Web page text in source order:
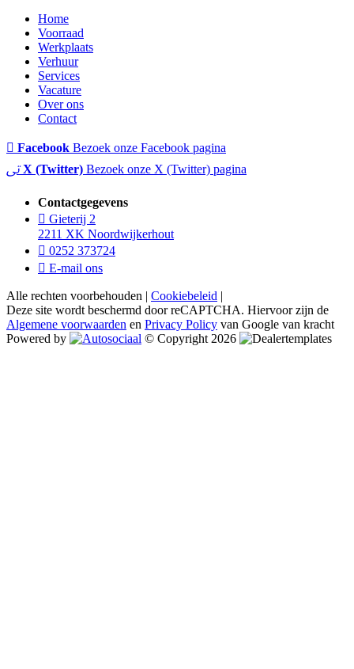
Home
Voorraad
Werkplaats
Verhuur
Services
Vacature
Over ons
Contact
Facebook Bezoek onze Facebook pagina
X (Twitter) Bezoek onze X (Twitter) pagina
Contactgegevens
Gieterij 2
2211 XK Noordwijkerhout
0252 373724
E-mail ons
Alle rechten voorbehouden | Cookiebeleid |
Deze site wordt beschermd door reCAPTCHA. Hiervoor zijn de
Algemene voorwaarden en Privacy Policy van Google van kracht
Powered by
© Copyright 2026